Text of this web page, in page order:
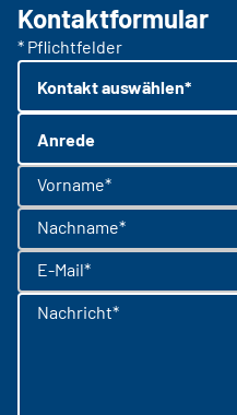
Kontaktformular
* Pflichtfelder
Kontakt auswählen*
Anrede
Vorname*
Nachname*
E-Mail*
Nachricht*